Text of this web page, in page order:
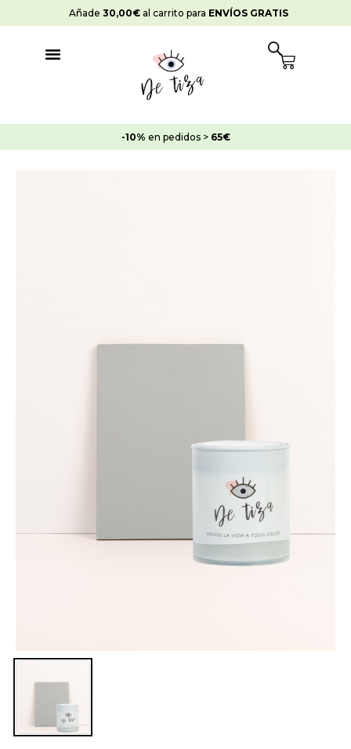
al
Añade 30,00€ al carrito para ENVÍOS GRATIS
Cart
-10% en pedidos > 65€